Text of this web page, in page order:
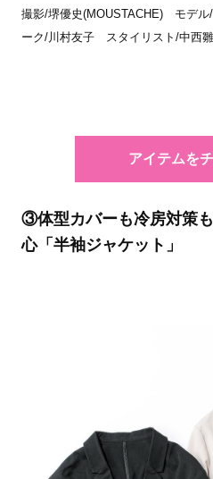
撮影/堺優史(MOUSTACHE) モデ
ーク/川村友子 スタイリスト/中西
アイテムを
③体型カバーも冷房対策
心「半袖ジャケット」